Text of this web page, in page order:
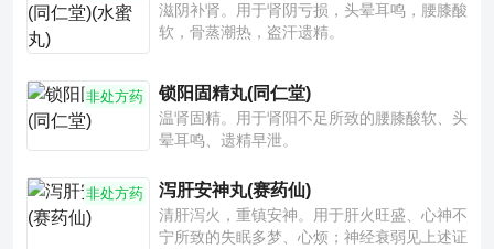
滋阴补肾。用于肾阴亏损，头晕耳鸣，腰膝酸
软，骨蒸潮热，盗汗遗精。
非处方药 锁阳固精丸(同仁堂)
温肾固精。用于肾阳不足所致的腰膝酸软、头
晕耳鸣、遗精早泄。
非处方药 泻肝安神丸(赛药仙)
清肝泻火，重镇安神。用于肝火旺盛、心神不
宁所致的失眠多梦、心烦；神经衰弱见上述证